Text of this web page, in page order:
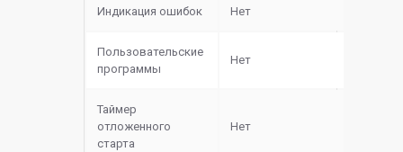
Индикация ошибок Нет
Пользовательские
программы
Нет
Таймер
отложенного
старта
Нет